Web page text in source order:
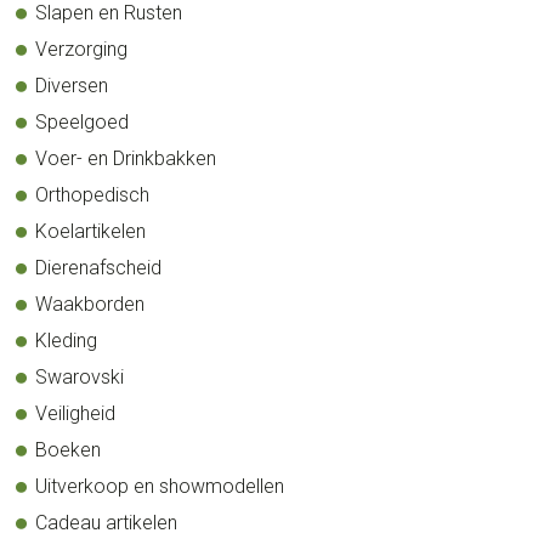
Slapen en Rusten
Verzorging
Diversen
Speelgoed
Voer- en Drinkbakken
Orthopedisch
Koelartikelen
Dierenafscheid
Waakborden
Kleding
Swarovski
Veiligheid
Boeken
Uitverkoop en showmodellen
Cadeau artikelen